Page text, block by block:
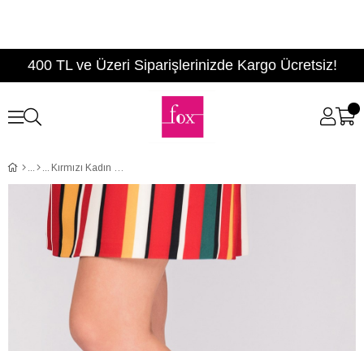
400 TL ve Üzeri Siparişlerinizde Kargo Ücretsiz!
Kırmızı Kadın Topuklu Ayakkabı D340086509